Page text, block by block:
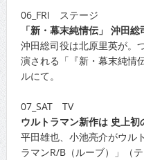
06_FRI ステージ
「新・幕末純情伝」 沖田
沖田総司役は北原里英が。
演される「『新・幕末純情
ルにて。
07_SAT TV
ウルトラマン新作は 史上初
平田雄也、小池亮介がウル
ラマンR/B（ルーブ）」（